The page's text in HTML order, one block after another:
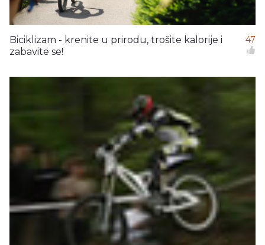
Biciklizam - krenite u prirodu, trošite kalorije i
zabavite se!
47